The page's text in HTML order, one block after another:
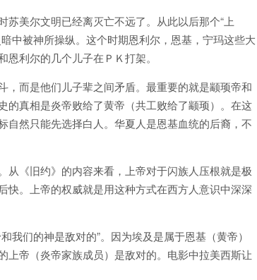
美尔文明已经离灭亡不远了。从此以后那个“上
中被神所操纵。这个时期恩利尔，恩基，宁玛这些大
利尔的几个儿子在ＰＫ打架。
，而是他们儿子辈之间矛盾。最重要的就是颛顼帝和
的真相是炎帝败给了黄帝（共工败给了颛顼）。在这
然只能先选择白人。华夏人是恩基血统的后裔，不
从《旧约》的内容来看，上帝对于闪族人压根就是极
快。上帝的权威就是用这种方式在西方人意识中深深
们的神是敌对的”。因为埃及是属于恩基（黄帝）
上帝（炎帝家族成员）是敌对的。电影中拉美西斯让